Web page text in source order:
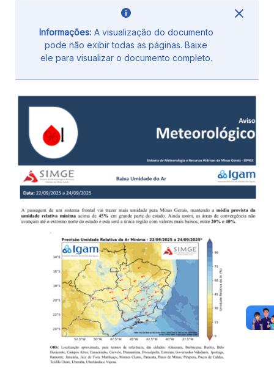
Informações: A visualização do documento
pode não exibir todas as páginas. Baixe
ele para visualizar o documento completo.